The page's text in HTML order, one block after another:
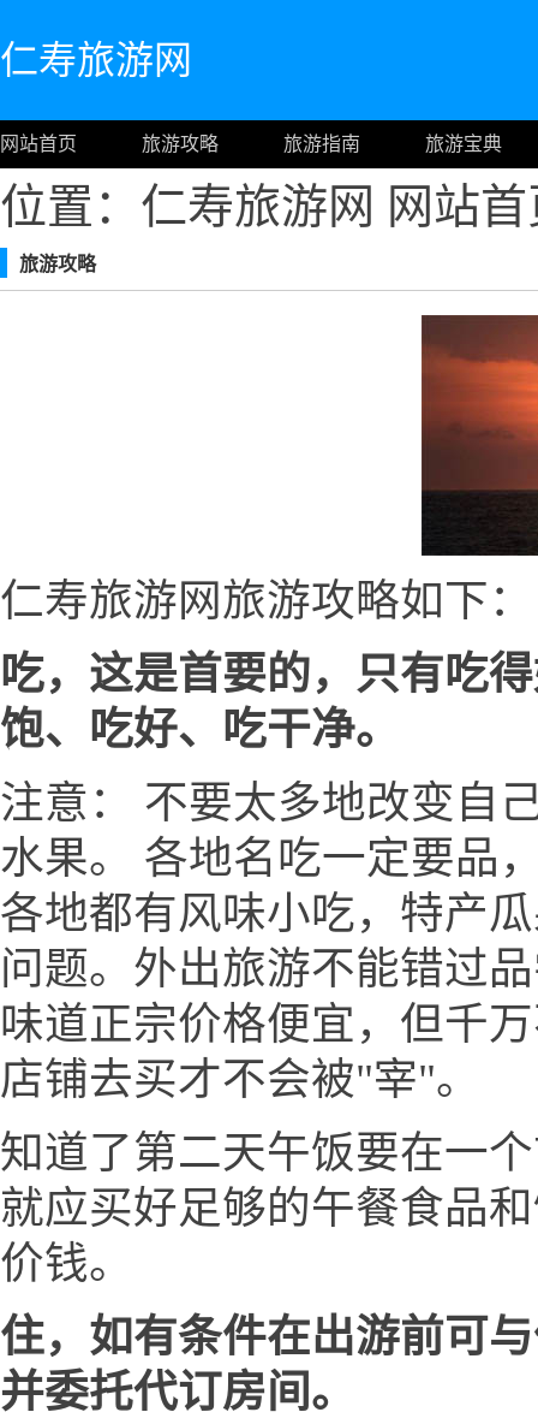
仁寿旅游网
网站首页 旅游攻略 旅游指南 旅游宝典
位置：仁寿旅游网 网站
旅游攻略
仁寿旅游网旅游攻略如下：
吃，这是首要的，只有吃
饱、吃好、吃干净。
注意： 不要太多地改变自
水果。 各地名吃一定要品
各地都有风味小吃，特产
问题。外出旅游不能错过
味道正宗价格便宜，但千
店铺去买才不会被"宰"。
知道了第二天午饭要在一
就应买好足够的午餐食品
价钱。
住，如有条件在出游前可
并委托代订房间。